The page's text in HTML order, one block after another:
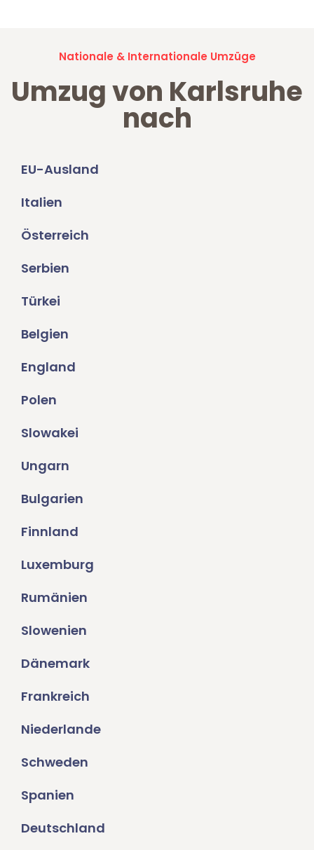
Nationale & Internationale Umzüge
Umzug von Karlsruhe
nach
EU-Ausland
Italien
Österreich
Serbien
Türkei
Belgien
England
Polen
Slowakei
Ungarn
Bulgarien
Finnland
Luxemburg
Rumänien
Slowenien
Dänemark
Frankreich
Niederlande
Schweden
Spanien
Deutschland